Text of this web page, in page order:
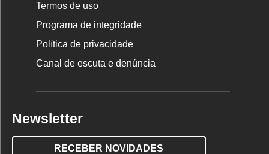
Termos de uso
Programa de integridade
Política de privacidade
Canal de escuta e denúncia
Newsletter
RECEBER NOVIDADES